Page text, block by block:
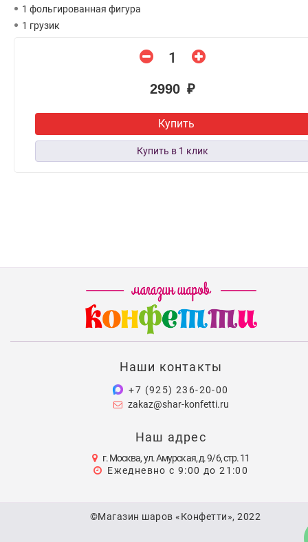
1 фольгированная фигура
1 грузик
2990 ₽
Купить
Наши контакты
+7 (925) 236-20-00
zakaz@shar-konfetti.ru
Наш адрес
г. Москва, ул. Амурская, д. 9/6, стр. 11
Ежедневно с 9:00 до 21:00
©Магазин шаров «Конфетти», 2022